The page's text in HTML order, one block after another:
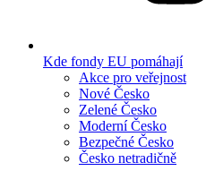
Kde fondy EU pomáhají
Akce pro veřejnost
Nové Česko
Zelené Česko
Moderní Česko
Bezpečné Česko
Česko netradičně